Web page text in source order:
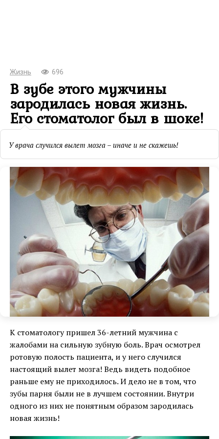
Жизнь 696
В зубе этого мужчины
зародилась новая жизнь.
Его стоматолог был в шоке!
У врача случился вылет мозга – иначе и не скажешь!
К стоматологу пришел 36-летний мужчина с
жалобами на сильную зубную боль. Врач осмотрел
ротовую полость пациента, и у него случился
настоящий вылет мозга! Ведь видеть подобное
раньше ему не приходилось. И дело не в том, что
зубы парня были не в лучшем состоянии. Внутри
одного из них не понятным образом зародилась
новая жизнь!